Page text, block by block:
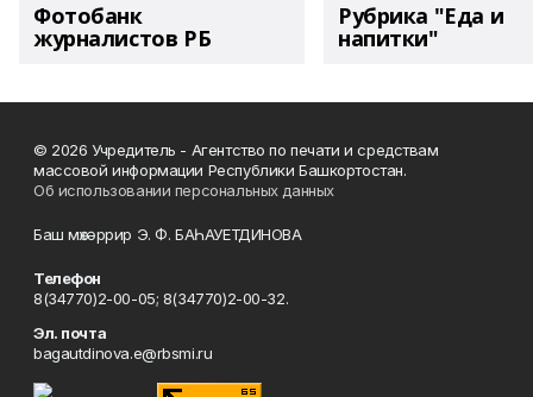
Фотобанк
журналистов РБ
Рубрика "Еда и
напитки"
© 2026 Учредитель - Агентство по печати и средствам
массовой информации Республики Башкортостан.
Об использовании персональных данных
Баш мөхәррир Э. Ф. БАҺАУЕТДИНОВА
Телефон
8(34770)2-00-05; 8(34770)2-00-32.
Эл. почта
bagautdinova.e@rbsmi.ru